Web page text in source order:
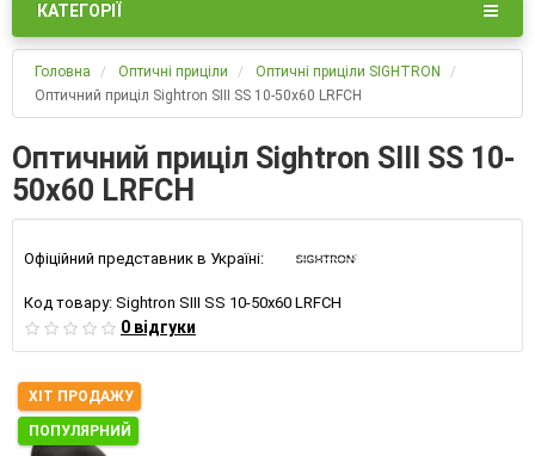
КАТЕГОРІЇ
Головна Оптичні приціли
Оптичні приціли SIGHTRON
Оптичний приціл Sightron SIII SS 10-50x60 LRFCH
Оптичний приціл Sightron SIII SS 10-
50x60 LRFCH
Офіційний представник в Україні:
Код товару: Sightron SIII SS 10-50x60 LRFCH
0 відгуки
ХІТ ПРОДАЖУ
ПОПУЛЯРНИЙ